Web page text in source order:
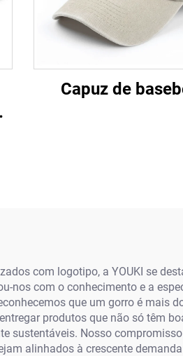
Capuz de
com logotipo, a YOUKI se
nos com o conhecimento e a
que um gorro é mais
produtos que não só têm
sustentáveis. Nosso
alinhados à crescente